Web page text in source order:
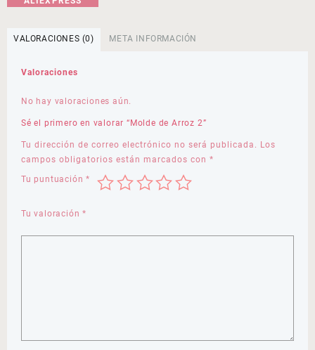
VALORACIONES (0) META INFORMACIÓN
Valoraciones
No hay valoraciones aún.
Sé el primero en valorar “Molde de Arroz 2”
Tu dirección de correo electrónico no será publicada. Los
campos obligatorios están marcados con *
Tu puntuación*
Tu valoración*